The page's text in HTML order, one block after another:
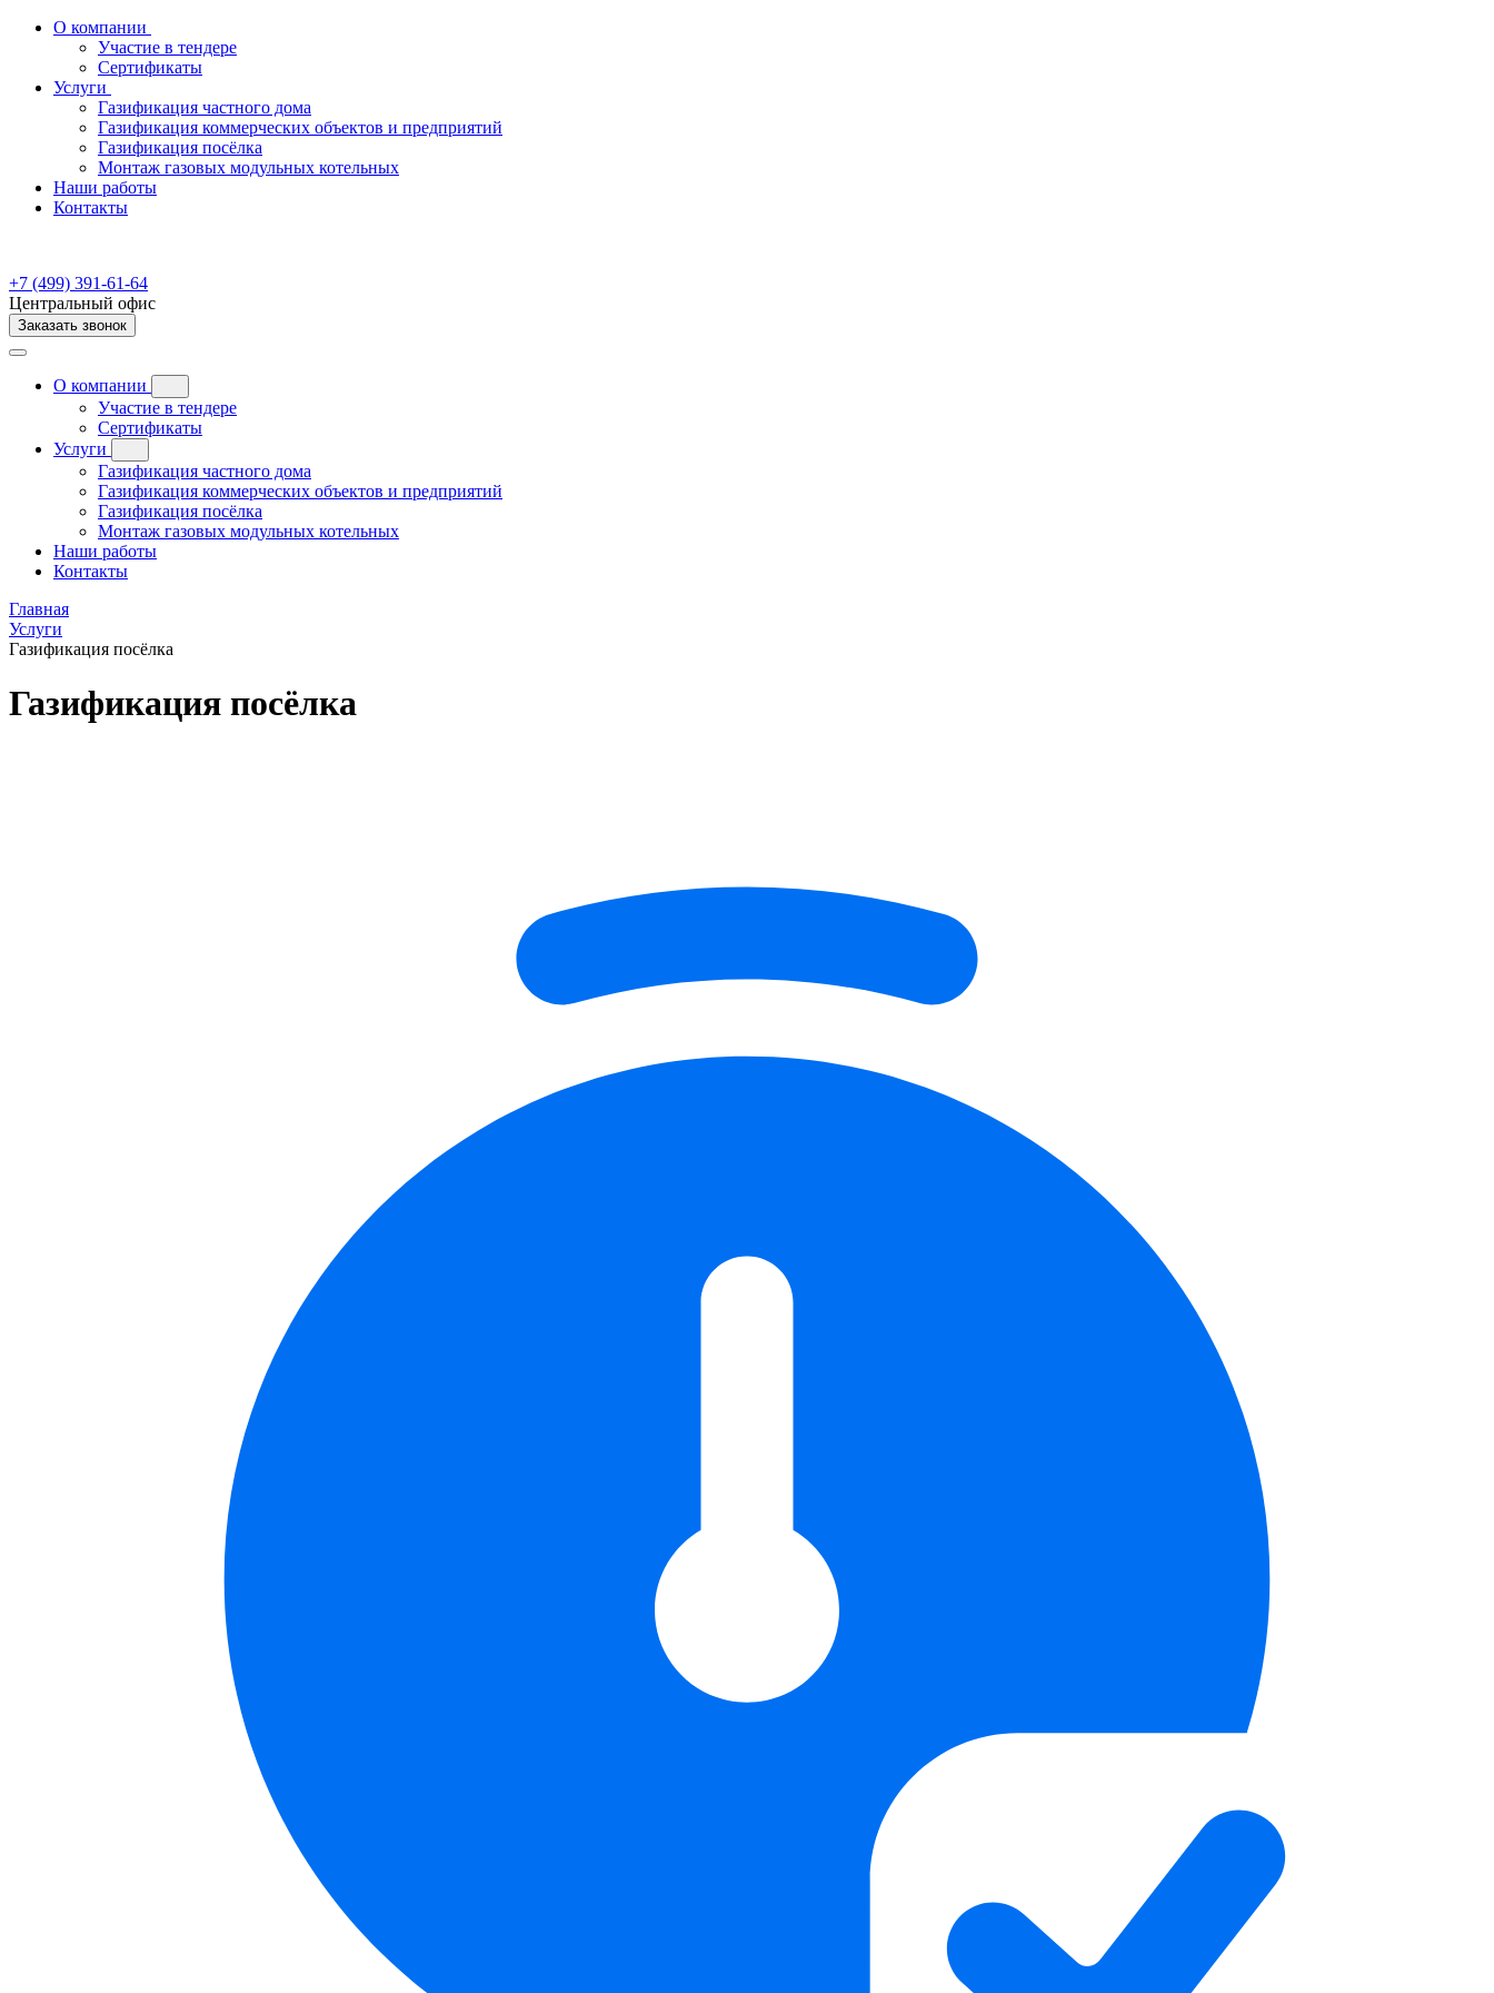
О компании
Участие в тендере
Сертификаты
Услуги
Газификация частного дома
Газификация коммерческих объектов и предприятий
Газификация посёлка
Монтаж газовых модульных котельных
Наши работы
Контакты
+7 (499) 391-61-64
Центральный офис
Заказать звонок
О компании
Участие в тендере
Сертификаты
Услуги
Газификация частного дома
Газификация коммерческих объектов и предприятий
Газификация посёлка
Монтаж газовых модульных котельных
Наши работы
Контакты
Главная
Услуги
Газификация посёлка
Газификация посёлка